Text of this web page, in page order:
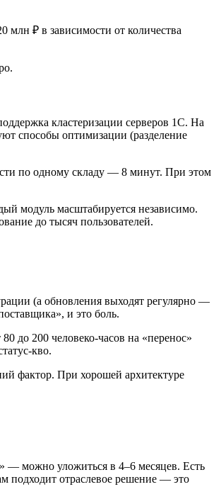
млн ₽ в зависимости от количества
кластеризации серверов 1С. На
способы оптимизации (разделение
по одному складу — 8 минут. При этом
модуль масштабируется независимо.
до тысяч пользователей.
(а обновления выходят регулярно —
и это боль.
до 200 человеко-часов на «перенос»
кво.
фактор. При хорошей архитектуре
— можно уложиться в 4–6 месяцев. Есть
подходит отраслевое решение — это